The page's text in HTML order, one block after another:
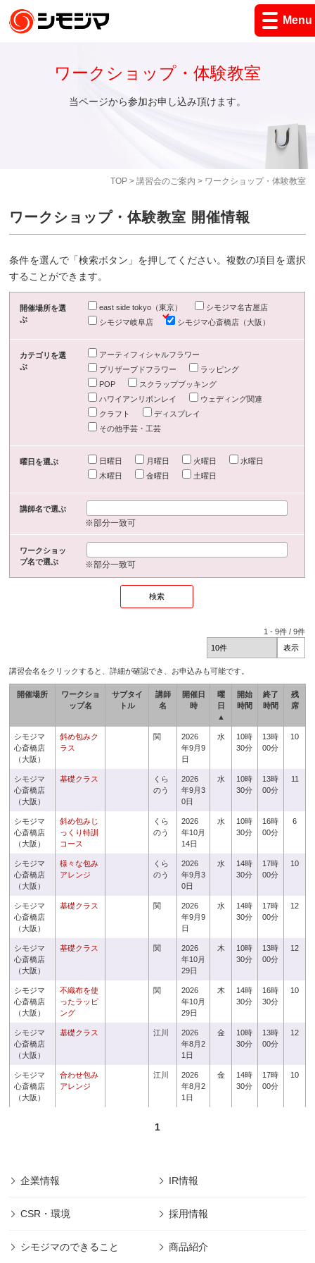
Menu
TOP> 講習会のご案内 > ワークショップ・体験教室
ワークショップ・体験教室
当ページから参加お申し込み頂けます。
ワークショップ・体験教室 開催情報
条件を選んで「検索ボタン」を押してください。複数の項目を選択
することができます。
開催場所を選
ぶ
east side tokyo（東京）
シモジマ名古屋店
シモジマ岐阜店
シモジマ心斎橋店（大阪）
カテゴリを選
ぶ
アーティフィシャルフラワー
プリザーブドフラワー
ラッピング
POP
スクラップブッキング
ハワイアンリボンレイ
ウェディング関連
クラフト
ディスプレイ
その他手芸・工芸
曜日を選ぶ 日曜日 月曜日 火曜日
水曜日
木曜日
金曜日 土曜日
講師名で選ぶ
※部分一致可
ワークショッ
プ名で選ぶ
※部分一致可
1 -9件 /9件
講習会名をクリックすると、詳細が確認でき、お申込みも可能です。
開催場所
ワークショ
ップ名
サブタイ
トル
講師
名
開催日
時
曜
日
▲
開始
時間
終了
時間
残
席
シモジマ
心斎橋店
（大阪）
斜め包みク
ラス
関
2026
年9月9
日
水
10時
30分
13時
00分
10
シモジマ
心斎橋店
（大阪）
基礎クラス
くら
のう
2026
年9月3
0日
水
10時
30分
13時
00分
11
シモジマ
心斎橋店
（大阪）
斜め包みじ
っくり特訓
コース
くら
のう
2026
年10月
14日
水
10時
30分
16時
00分
6
シモジマ
心斎橋店
（大阪）
様々な包み
アレンジ
くら
のう
2026
年9月3
0日
水
14時
30分
17時
00分
10
シモジマ
心斎橋店
（大阪）
基礎クラス 関
2026
年9月9
日
水
14時
30分
17時
00分
12
シモジマ
心斎橋店
（大阪）
基礎クラス 関
2026
年10月
29日
木
10時
30分
13時
00分
12
シモジマ
心斎橋店
（大阪）
不織布を使
ったラッピ
ング
関
2026
年10月
29日
木
14時
30分
16時
30分
10
シモジマ
心斎橋店
（大阪）
基礎クラス 江川
2026
年8月2
1日
金
10時
30分
13時
00分
12
シモジマ
心斎橋店
（大阪）
合わせ包み
アレンジ
江川
2026
年8月2
1日
金
14時
30分
17時
00分
10
1
企業情報 IR情報
CSR・環境 採用情報
シモジマのできること 商品紹介